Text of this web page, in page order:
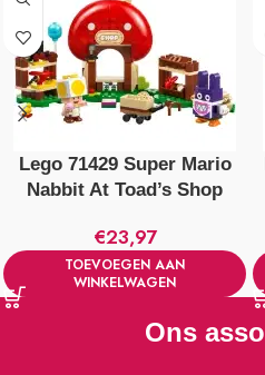
Lego 71429 Super Mario
Nabbit At Toad’s Shop
€23,97
TOEVOEGEN AAN
WINKELWAGEN
Ons